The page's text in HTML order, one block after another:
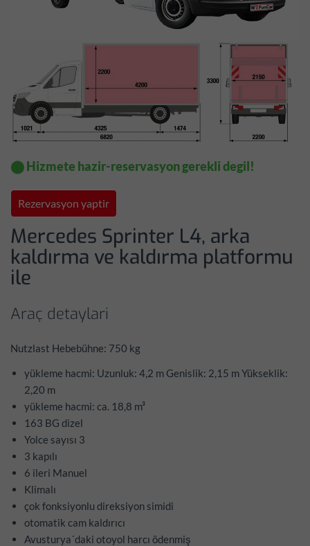
⬤ Hizmete hazir-reservasyon gerekli degil!
Rezervasyon yaptir
Mercedes Sprinter L4, arka
kaldırma ve kaldırma platformu
ile
Araç detaylari
Nutzlast Hebebühne: 750 kg
yükleme hacmi: Uzunluk: 4,2 m Genislik: 2,15 m Yükseklik:
2,20 m
yükleme hacmi: ca. 18,8 m³
163 BG dizel
Yolce sayısı 3
3 kapılı
6 ileri Manuel
Klimalı
çok fonksiyonlu direksiyon simidi
otomatik cam kaldırıcı
Avusturya´daki otoyol harcı ödenmiş